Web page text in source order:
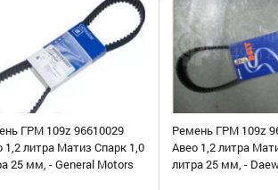
ГРМ 109z 96610029
1,2 литра Матиз Спарк 1,0
25 мм, - General Motors
Ремень ГРМ 109z
Авео 1,2 литра
литра 25 мм, -